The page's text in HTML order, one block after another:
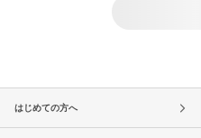
はじめての方へ